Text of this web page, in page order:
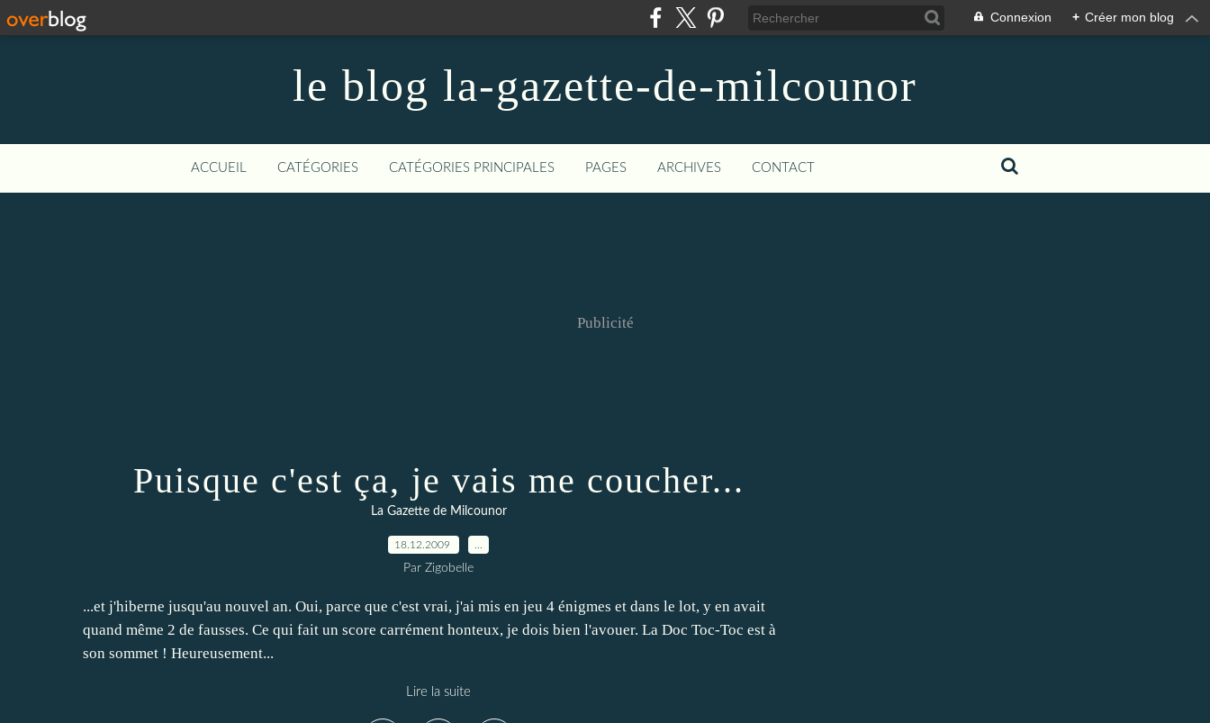
Connexion + Créer mon blog
le blog la-gazette-de-milcounor
ACCUEIL CATÉGORIES CATÉGORIES PRINCIPALES PAGES ARCHIVES CONTACT
Publicité
Puisque c'est ça, je vais me coucher...
La Gazette de Milcounor
18.12.2009
Par Zigobelle
...et j'hiberne jusqu'au nouvel an. Oui, parce que c'est vrai, j'ai mis en jeu 4 énigmes et dans le lot, y en avait
quand même 2 de fausses. Ce qui fait un score carrément honteux, je dois bien l'avouer. La Doc Toc-Toc est à
son sommet ! Heureusement...
Lire la suite